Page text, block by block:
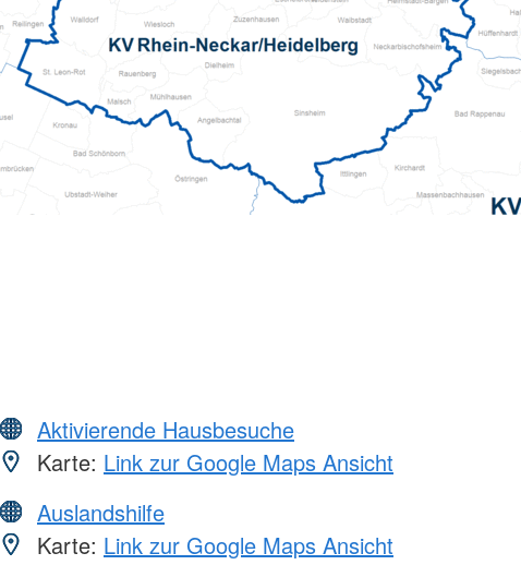
Aktivierende Hausbesuche
Karte: Link zur Google Maps Ansicht
Auslandshilfe
Karte: Link zur Google Maps Ansicht